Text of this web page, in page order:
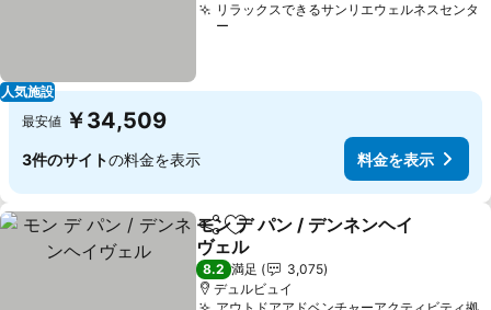
人気施設
リラックスできるサンリエウェルネスセンタ
ー
最安値 ￥34,509
3件のサイトの料金を表示 料金を表示
シェアお気に入りに追加
モン デ パン / デンネンヘイ
ヴェル
料金を表示
8.2 満足
3,075
デュルビュイ